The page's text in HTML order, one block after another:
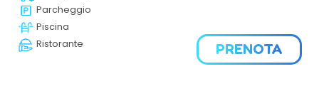
Parcheggio
Piscina
Ristorante
PRENOTA